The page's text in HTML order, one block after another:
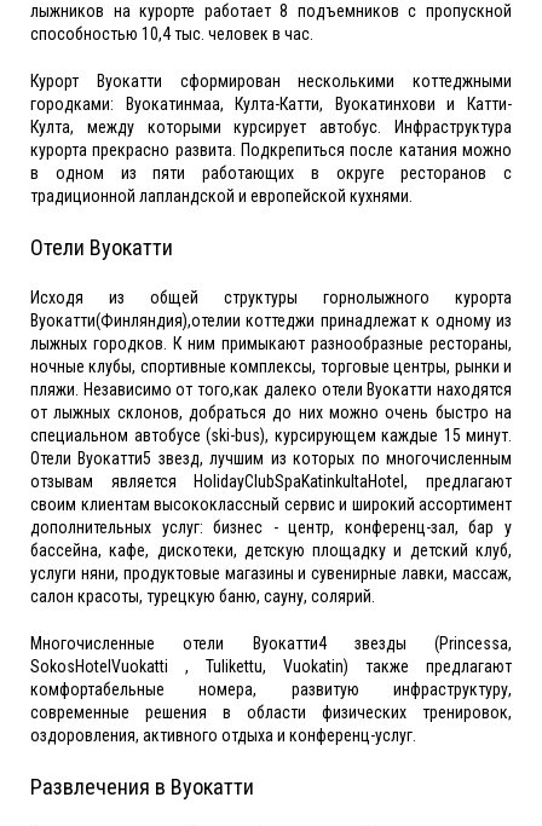
лыжников на курорте работает 8 подъемников с пропускной
способностью 10,4 тыс. человек в час.
Курорт Вуокатти сформирован несколькими коттеджными
городками: Вуокатинмаа, Култа-Катти, Вуокатинхови и Катти-
Култа, между которыми курсирует автобус. Инфраструктура
курорта прекрасно развита. Подкрепиться после катания можно
в одном из пяти работающих в округе ресторанов с
традиционной лапландской и европейской кухнями.
Отели Вуокатти
Исходя из общей структуры горнолыжного курорта
Вуокатти(Финляндия),отелии коттеджи принадлежат к одному из
лыжных городков. К ним примыкают разнообразные рестораны,
ночные клубы, спортивные комплексы, торговые центры, рынки и
пляжи. Независимо от того,как далеко отели Вуокатти находятся
от лыжных склонов, добраться до них можно очень быстро на
специальном автобусе (ski-bus), курсирующем каждые 15 минут.
Отели Вуокатти5 звезд, лучшим из которых по многочисленным
отзывам является HolidayClubSpaKatinkultaHotel, предлагают
своим клиентам высококлассный сервис и широкий ассортимент
дополнительных услуг: бизнес - центр, конференц-зал, бар у
бассейна, кафе, дискотеки, детскую площадку и детский клуб,
услуги няни, продуктовые магазины и сувенирные лавки, массаж,
салон красоты, турецкую баню, сауну, солярий.
Многочисленные отели Вуокатти4 звезды (Princessa,
SokosHotelVuokatti , Tulikettu, Vuokatin) также предлагают
комфортабельные номера, развитую инфраструктуру,
современные решения в области физических тренировок,
оздоровления, активного отдыха и конференц-услуг.
Развлечения в Вуокатти